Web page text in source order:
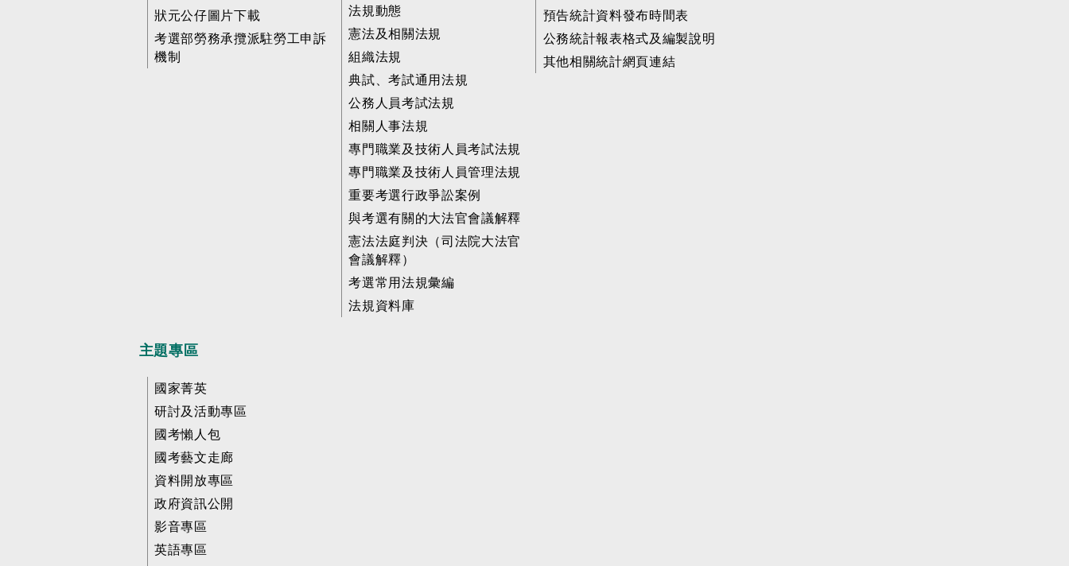
狀元公仔圖片下載
考選部勞務承攬派駐勞工申訴
機制
法規動態
憲法及相關法規
組織法規
典試、考試通用法規
公務人員考試法規
相關人事法規
專門職業及技術人員考試法規
專門職業及技術人員管理法規
重要考選行政爭訟案例
與考選有關的大法官會議解釋
憲法法庭判決（司法院大法官
會議解釋）
考選常用法規彙編
法規資料庫
預告統計資料發布時間表
公務統計報表格式及編製說明
其他相關統計網頁連結
主題專區
國家菁英
研討及活動專區
國考懶人包
國考藝文走廊
資料開放專區
政府資訊公開
影音專區
英語專區